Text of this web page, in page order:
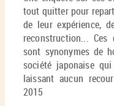
tout quitter pour
de leur expérience,
reconstruction...
sont synonymes de
société japonaise
laissant aucun
2015